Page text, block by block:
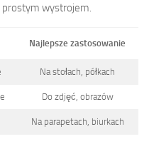
prostym wystrojem.
Najlepsze zastosowanie
Na stołach, półkach
Do zdjęć, obrazów
Na parapetach, biurkach